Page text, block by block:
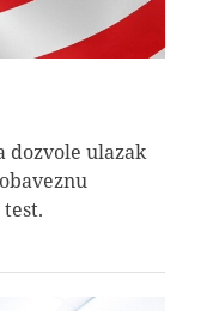
dozvole ulazak